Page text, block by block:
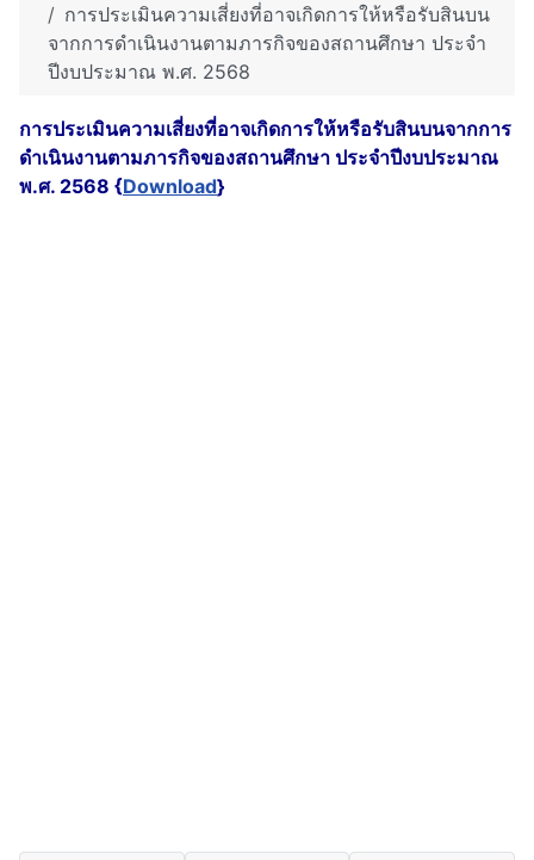
การประเมินความเสี่ยงที่อาจเกิดการให้หรือรับสินบน
จากการดำเนินงานตามภารกิจของสถานศึกษา ประจำ
ปีงบประมาณ พ.ศ. 2568
การประเมินความเสี่ยงที่อาจเกิดการให้หรือรับสินบนจากการ
ดำเนินงานตามภารกิจของสถานศึกษา ประจำปีงบประมาณ
พ.ศ. 2568 {Download}